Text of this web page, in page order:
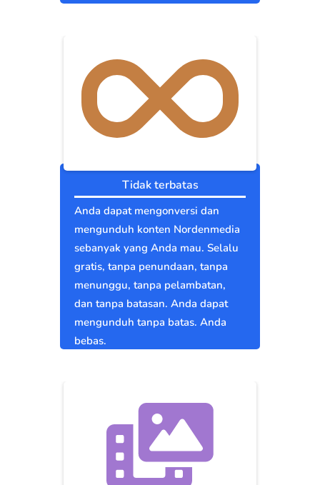
Tidak terbatas
Anda dapat mengonversi dan
mengunduh konten Nordenmedia
sebanyak yang Anda mau. Selalu
gratis, tanpa penundaan, tanpa
menunggu, tanpa pelambatan,
dan tanpa batasan. Anda dapat
mengunduh tanpa batas. Anda
bebas.